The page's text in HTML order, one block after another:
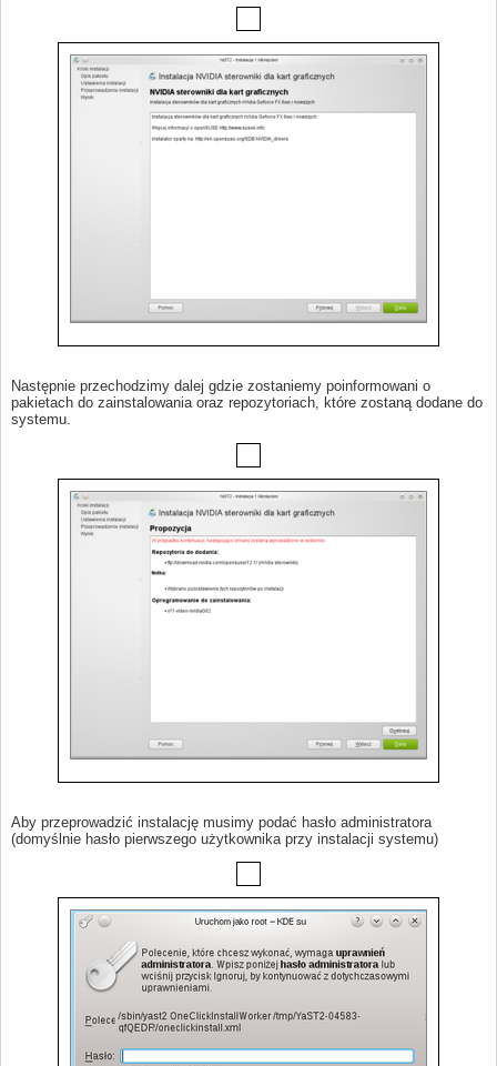
Następnie przechodzimy dalej gdzie zostaniemy poinformowani o
pakietach do zainstalowania oraz repozytoriach, które zostaną dodane do
systemu.
Aby przeprowadzić instalację musimy podać hasło administratora
(domyślnie hasło pierwszego użytkownika przy instalacji systemu)